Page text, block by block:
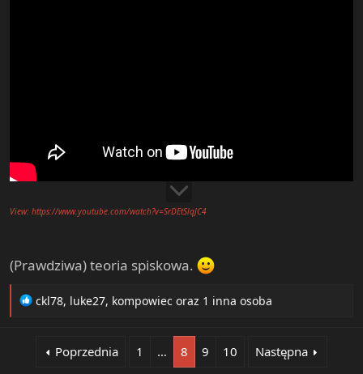
View: https://www.youtube.com/watch?v=SrDEtSlqJC4
(Prawdziwa) teoria spiskowa.
R
ckl78, luke27, kompowiec oraz 1 inna osoba
Poprzednia 1 … 8 9 10 Następna